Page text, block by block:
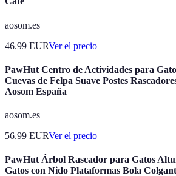
aosom.es
46.99 EURVer el precio
PawHut Centro de Actividades para
Cuevas de Felpa Suave Postes
Aosom España
aosom.es
56.99 EURVer el precio
PawHut Árbol Rascador para Gatos
Gatos con Nido Plataformas Bola